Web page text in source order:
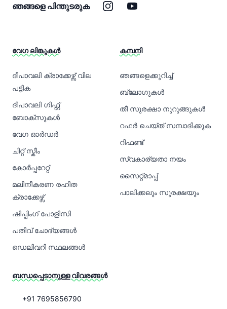
ഞങ്ങളെ പിന്തുടരുക ഇൻസ്റ്റാഗ്രാം
യൂട്യൂബ്
വേഗ ലിങ്കുകൾ
ദീപാവലി ക്രാക്കേഴ്സ് വില
പട്ടിക
ദീപാവലി ഗിഫ്റ്റ്
ബോക്സുകൾ
വേഗ ഓർഡർ
ചിറ്റ് സ്കീം
കോർപ്പറേറ്റ്
മലിനീകരണ രഹിത
ക്രാക്കേഴ്സ്
ഷിപ്പിംഗ് പോളിസി
പതിവ് ചോദ്യങ്ങൾ
ഡെലിവറി സ്ഥലങ്ങൾ
കമ്പനി
ഞങ്ങളെക്കുറിച്ച്
ബ്ലോഗുകൾ
തീ സുരക്ഷാ നുറുങ്ങുകൾ
റഫർ ചെയ്ത് സമ്പാദിക്കുക
റിഫണ്ട്
സ്വകാര്യതാ നയം
സൈറ്റ്മാപ്പ്
പാലിക്കലും സുരക്ഷയും
ബന്ധപ്പെടാനുള്ള വിവരങ്ങൾ
+91 7695856790